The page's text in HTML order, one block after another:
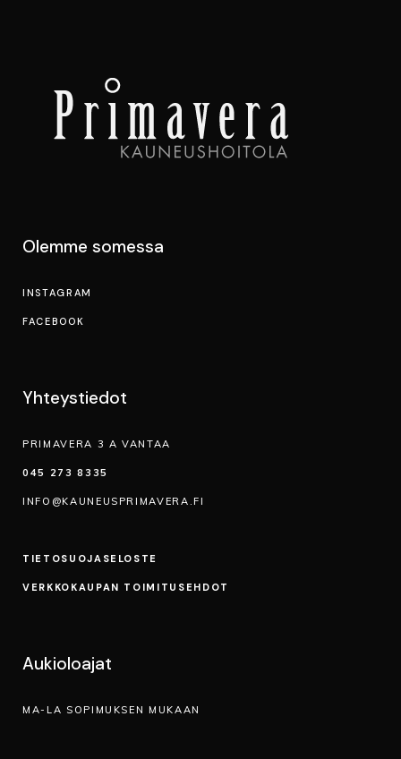
Olemme somessa
INSTAGRAM
FACEBOOK
Yhteystiedot
PRIMAVERA 3 A VANTAA
045 273 8335
INFO@KAUNEUSPRIMAVERA.FI
TIETOSUOJA­SELOSTE
VERKKOKAUPAN TOIMITUSEHDOT
Aukioloajat
MA-LA SOPIMUKSEN MUKAAN